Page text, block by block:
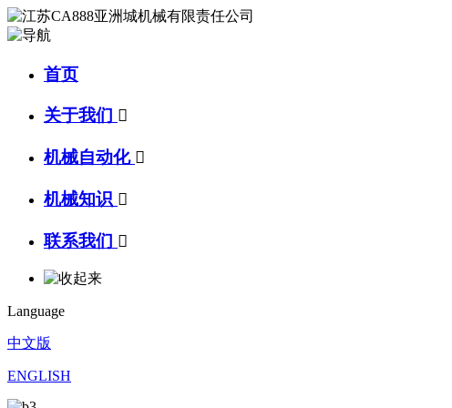
首页
关于我们 
机械自动化 
机械知识 
联系我们 
Language
中文版
ENGLISH